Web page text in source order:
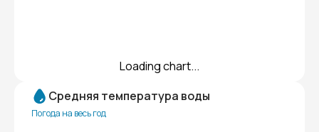
Loading chart...
Средняя температура воды
Погода на весь год